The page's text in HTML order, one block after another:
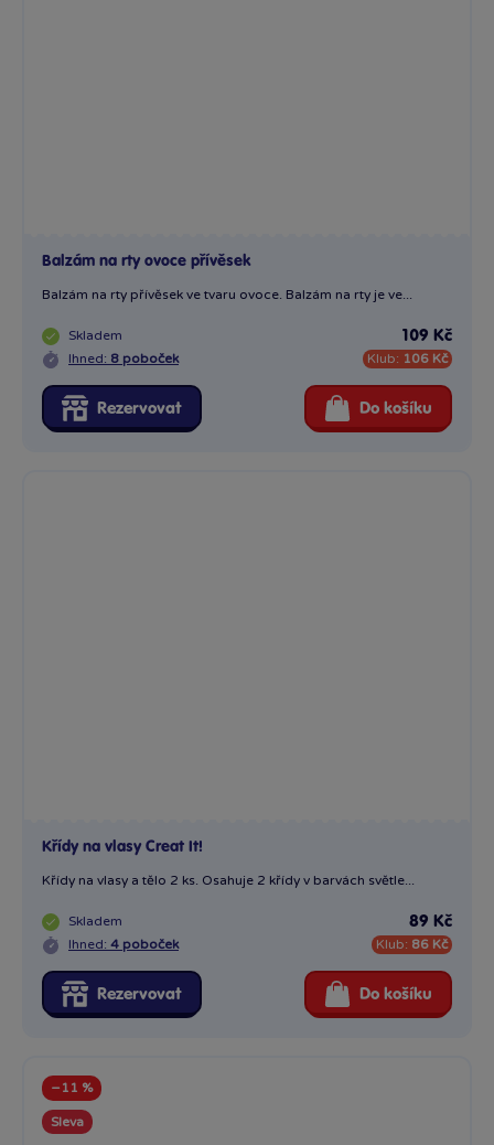
Balzám na rty ovoce přívěsek
Balzám na rty přívěsek ve tvaru ovoce. Balzám na rty je ve...
Skladem
Ihned: 8 poboček
109 Kč
Klub: 106 Kč
Rezervovat Do košíku
Křídy na vlasy Creat It!
Křídy na vlasy a tělo 2 ks. Osahuje 2 křídy v barvách světle...
Skladem
Ihned: 4 poboček
89 Kč
Klub: 86 Kč
Rezervovat Do košíku
−11 %
Sleva